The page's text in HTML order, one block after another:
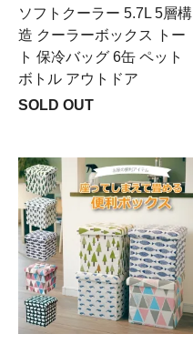
ソフトクーラー 5.7L 5層構
造 クーラーボックス トー
ト 保冷バッグ 6缶 ペット
ボトル アウトドア
SOLD OUT